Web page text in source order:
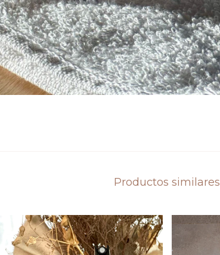
Productos similares